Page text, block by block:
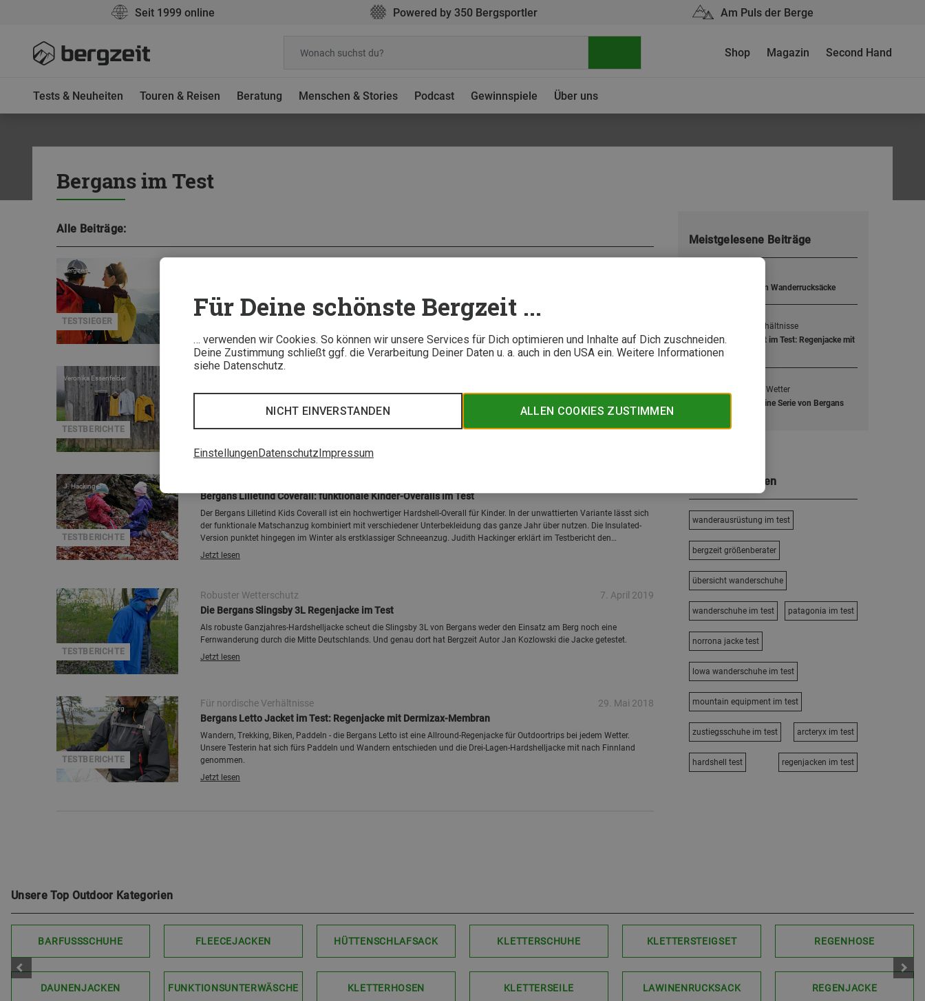
Für Deine schönste Bergzeit ...
… verwenden wir Cookies. So können wir unsere Services für Dich optimieren und Inhalte auf Dich zuschneiden.
Deine Zustimmung schließt ggf. die Verarbeitung Deiner Daten u. a. auch in den USA ein. Weitere Informationen
siehe Datenschutz.
ALLEN COOKIES ZUSTIMMEN
NICHT EINVERSTANDEN
EinstellungenDatenschutz Impressum
Seit 1999 online Powered by 350 Bergsportler Am Puls der Berge
Tests & Neuheiten Touren & Reisen Beratung Menschen & Stories Podcast Gewinnspiele Über uns
Shop Magazin Second Hand
Bergans im Test
Alle Beiträge:
TESTSIEGER
Bergzeit
Welcher Wanderrucksack passt am besten zu Dir? Wir verraten Dir, welche Wanderrucksäcke in den Tests der
Bergsportmagazine als Testsieger abschneiden und für welchen Einsatz sie sich eignen.
TESTBERICHTE
Veronika Essenfelder Schnell bei jedem Wetter
Mit einem Outfit der Y LightLine Serie von Bergans beim Speedhiking: Veronika hat bei ihrer schnellen Hausberg-Runde
getestet, wie sich Top, Midlayer, Jacke und Hose im Aprilwetter schlagen. Los geht's!
TESTBERICHTE
J. Hackinger
Bergans Lilletind Coverall: funktionale Kinder-Overalls im Test
Der Bergans Lilletind Kids Coverall ist ein hochwertiger Hardshell-Overall für Kinder. In der unwattierten Variante lässt sich
der funktionale Matschanzug kombiniert mit verschiedener Unterbekleidung das ganze Jahr über nutzen. Die Insulated-
Version punktet hingegen im Winter als erstklassiger Schneeanzug. Judith Hackinger erklärt im Testbericht den
Unterschied.
Jetzt lesen
TESTBERICHTE
Jan Kozlowski Robuster Wetterschutz
7. April 2019
Die Bergans Slingsby 3L Regenjacke im Test
Als robuste Ganzjahres-Hardshelljacke scheut die Slingsby 3L von Bergans weder den Einsatz am Berg noch eine
Fernwanderung durch die Mitte Deutschlands. Und genau dort hat Bergzeit Autor Jan Kozlowski die Jacke getestet.
Jetzt lesen
TESTBERICHTE
Matthias v. Treuberg Für nordische Verhältnisse
29. Mai 2018
Bergans Letto Jacket im Test: Regenjacke mit Dermizax-Membran
Wandern, Trekking, Biken, Paddeln - die Bergans Letto ist eine Allround-Regenjacke für Outdoortrips bei jedem Wetter.
Unsere Testerin hat sich fürs Paddeln und Wandern entschieden und die Drei-Lagen-Hardshelljacke mit nach Finnland
genommen.
Jetzt lesen
Meistgelesene Beiträge
Testsieger: Die besten Wanderrucksäcke
Für nordische Verhältnisse
Bergans Letto Jacket im Test: Regenjacke mit
Dermizax-Membran
Schnell bei jedem Wetter
Im Test: Die Y LightLine Serie von Bergans
Beliebte Themen
wanderausrüstung im test
bergzeit größenberater
übersicht wanderschuhe
wanderschuhe im test patagonia im test
norrona jacke test
lowa wanderschuhe im test
mountain equipment im test
zustiegsschuhe im test arcteryx im test
hardshell test regenjacken im test
Unsere Top Outdoor Kategorien
BARFUSSSCHUHE
DAUNENJACKEN
FLEECEJACKEN
FUNKTIONSUNTERWÄSCHE
HÜTTENSCHLAFSACK
KLETTERHOSEN
KLETTERSCHUHE
KLETTERSEILE
KLETTERSTEIGSET
LAWINENRUCKSACK
REGENHOSE
REGENJACKE